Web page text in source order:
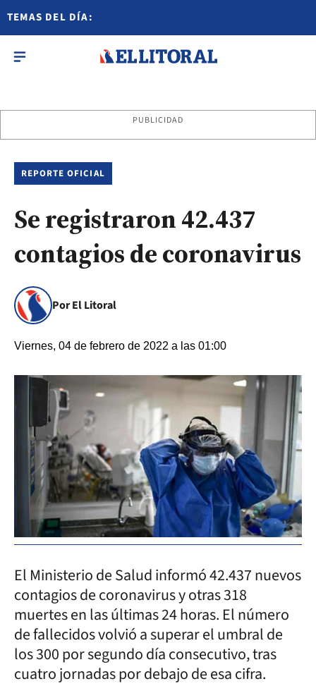
TEMAS DEL DÍA:
PUBLICIDAD
REPORTE OFICIAL
Se registraron 42.437
contagios de coronavirus
Por El Litoral
Viernes, 04 de febrero de 2022 a las 01:00
El Ministerio de Salud informó 42.437 nuevos
contagios de coronavirus y otras 318
muertes en las últimas 24 horas. El número
de fallecidos volvió a superar el umbral de
los 300 por segundo día consecutivo, tras
cuatro jornadas por debajo de esa cifra.